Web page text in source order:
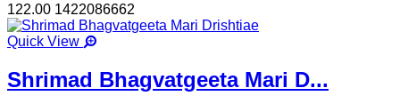
122.00 1422086662
Quick View
Shrimad Bhagvatgeeta Mari D...